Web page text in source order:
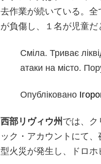
去作業が続いている。
が負傷し、１名が児童だ
Сміла. Триває
атаки на місто.
Опубліковано
西部リヴィウ州 では、ク
ック・アカウントにて
型火災が発生し、ドロホ